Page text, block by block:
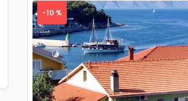
Previous
-10 %